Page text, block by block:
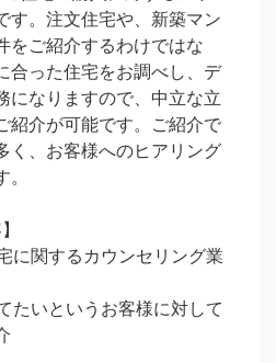
す。注文住宅や、新築マン
をご紹介するわけではな
合った住宅をお調べし、デ
になりますので、中立な立
紹介が可能です。ご紹介で
く、お客様へのヒアリング